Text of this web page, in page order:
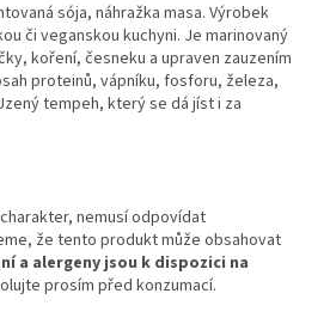
sója, náhražka masa. Výrobek
či veganskou kuchyni. Je marinovaný
koření, česneku a upraven zauzením
proteinů, vápníku, fosforu, železa,
tempeh, který se dá jíst i za
nemusí odpovídat
že tento produkt může obsahovat
a alergeny jsou k dispozici na
prosím před konzumací.